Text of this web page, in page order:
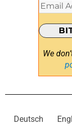
We
Deutsch